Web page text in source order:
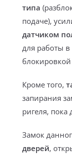
типа
подаче),
датчиком
для работы в
Кроме того,
запирания
ригеля,
Замок
дверей,